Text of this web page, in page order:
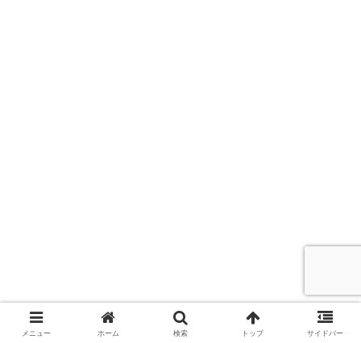
メニュー ホーム 検索 トップ サイドバー